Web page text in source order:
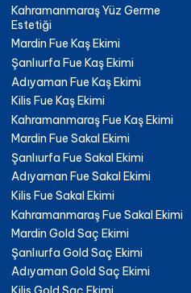
Kahramanmaraş Yüz Germe
Estetiği
Mardin Fue Kaş Ekimi
Şanlıurfa Fue Kaş Ekimi
Adıyaman Fue Kaş Ekimi
Kilis Fue Kaş Ekimi
Kahramanmaraş Fue Kaş Ekimi
Mardin Fue Sakal Ekimi
Şanlıurfa Fue Sakal Ekimi
Adıyaman Fue Sakal Ekimi
Kilis Fue Sakal Ekimi
Kahramanmaraş Fue Sakal Ekimi
Mardin Gold Saç Ekimi
Şanlıurfa Gold Saç Ekimi
Adıyaman Gold Saç Ekimi